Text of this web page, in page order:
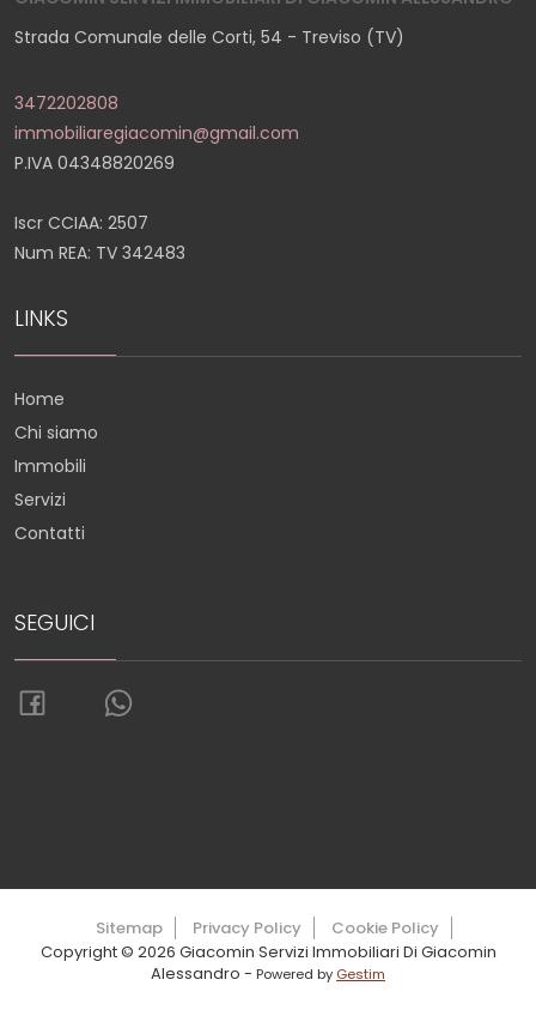
Strada Comunale delle Corti, 54 - Treviso (TV)
3472202808
immobiliaregiacomin@gmail.com
P.IVA 04348820269
Iscr CCIAA: 2507
Num REA: TV 342483
LINKS
Home
Chi siamo
Immobili
Servizi
Contatti
SEGUICI
Sitemap Privacy Policy
Cookie Policy
Copyright © 2026 Giacomin Servizi Immobiliari Di Giacomin
Alessandro - Powered by Gestim